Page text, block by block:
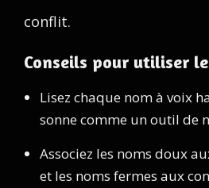
conflit.
Conseils pour utiliser
Lisez chaque nom à voix
sonne comme un outil de
Associez les noms doux
et les noms fermes aux